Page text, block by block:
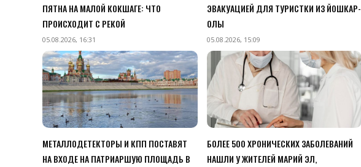
ПЯТНА НА МАЛОЙ КОКШАГЕ: ЧТО
ПРОИСХОДИТ С РЕКОЙ
05.08.2026, 16:31
ЭВАКУАЦИЕЙ ДЛЯ ТУРИСТКИ ИЗ ЙОШКАР-
ОЛЫ
05.08.2026, 15:09
МЕТАЛЛОДЕТЕКТОРЫ И КПП ПОСТАВЯТ
НА ВХОДЕ НА ПАТРИАРШУЮ ПЛОЩАДЬ В
БОЛЕЕ 500 ХРОНИЧЕСКИХ ЗАБОЛЕВАНИЙ
НАШЛИ У ЖИТЕЛЕЙ МАРИЙ ЭЛ,